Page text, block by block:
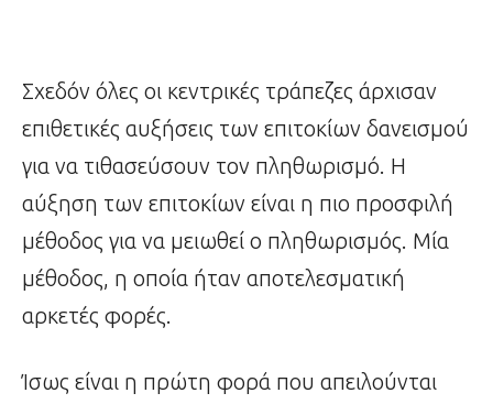
Σχεδόν όλες οι κεντρικές τράπεζες άρχισαν
επιθετικές αυξήσεις των επιτοκίων δανεισμού
για να τιθασεύσουν τον πληθωρισμό. Η
αύξηση των επιτοκίων είναι η πιο προσφιλή
μέθοδος για να μειωθεί ο πληθωρισμός. Μία
μέθοδος, η οποία ήταν αποτελεσματική
αρκετές φορές.
Ίσως είναι η πρώτη φορά που απειλούνται